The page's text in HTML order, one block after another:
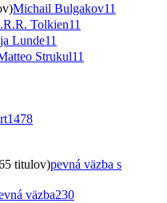
Michail Bulgakov11
Tolkien11
Lunde11
Strukul11
1478
titulov)pevná väzba s
väzba230